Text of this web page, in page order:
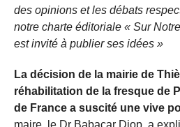
des opinions et les débats
notre charte éditoriale « Sur
est invité à publier ses idées »
La décision de la mairie de
réhabilitation de la fresque de
de France a suscité une vive
maire, le Dr Babacar Diop, a